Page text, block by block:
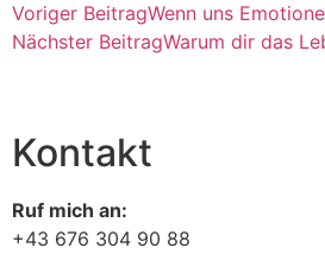
Voriger BeitragWenn uns
Nächster BeitragWarum dir das
Kontakt
Ruf mich an:
+43 676 304 90 88